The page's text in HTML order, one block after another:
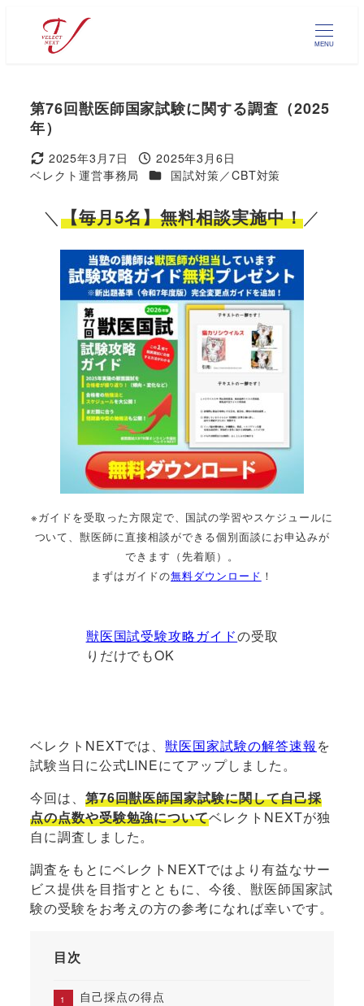
MENU
第76回獣医師国家試験に関する調査（2025
年）
更新日2025年3月7日 投稿日2025年3月6日
著
ベレクト運営事務局 カテゴリー
国試対策／CBT対策
＼【毎月5名】無料相談実施中！／
※ガイドを受取った方限定で、国試の学習やスケジュールに
ついて、獣医師に直接相談ができる個別面談にお申込みが
できます（先着順）。
まずはガイドの無料ダウンロード ！
獣医国試受験攻略ガイドの受取
りだけでもOK
ベレクトNEXTでは、獣医国家試験の解答速報 を
試験当日に公式LINEにてアップしました。
今回は、 第76回獣医師国家試験に関して自己採
点の点数や受験勉強についてベレクトNEXTが独
自に調査しました。
調査をもとにベレクトNEXTではより有益なサー
ビス提供を目指すとともに、今後、獣医師国家試
験の受験をお考えの方の参考になれば幸いです。
目次
自己採点の得点